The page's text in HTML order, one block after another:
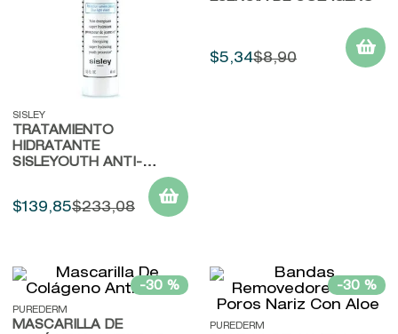
SISLEY
TRATAMIENTO
HIDRATANTE
SISLEYOUTH ANTI-
$139,85$233,08
$5,34$8,90
-30 %
PUREDERM
MASCARILLA DE
-30 %
PUREDERM